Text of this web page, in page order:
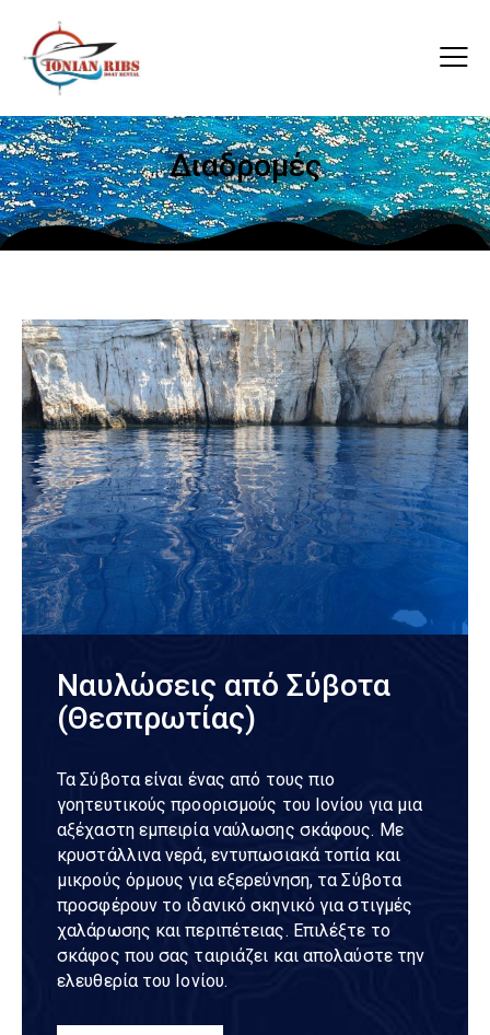
Διαδρομές
Ναυλώσεις από Σύβοτα
(Θεσπρωτίας)
Τα Σύβοτα είναι ένας από τους πιο
γοητευτικούς προορισμούς του Ιονίου για μια
αξέχαστη εμπειρία ναύλωσης σκάφους. Με
κρυστάλλινα νερά, εντυπωσιακά τοπία και
μικρούς όρμους για εξερεύνηση, τα Σύβοτα
προσφέρουν το ιδανικό σκηνικό για στιγμές
χαλάρωσης και περιπέτειας. Επιλέξτε το
σκάφος που σας ταιριάζει και απολαύστε την
ελευθερία του Ιονίου.